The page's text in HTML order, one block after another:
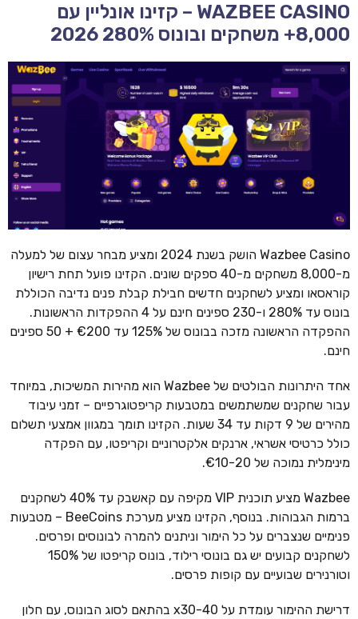
WAZBEE CASINO – קזינו אונליין עם
8,000+ משחקים ובונוס 280% 2026
Wazbee Casino הושק בשנת 2024 ומציע מבחר עצום של למעלה
מ-8,000 משחקים מ-40 ספקים שונים. הקזינו פועל תחת רישיון
קוראסאו ומציע לשחקנים חדשים חבילת קבלת פנים נדיבה הכוללת
בונוס עד 280% ו-230 ספינים חינם על 4 ההפקדות הראשונות.
ההפקדה הראשונה מזכה בבונוס של 125% עד €200 + 50 ספינים
חינם.
אחד היתרונות הבולטים של Wazbee הוא מהירות המשיכות, במיוחד
עבור שחקנים שמשתמשים במטבעות קריפטוגרפיים – זמני עיבוד
מהירים של 9 דקות עד 34 שעות. הקזינו תומך במגוון אמצעי תשלום
כולל כרטיסי אשראי, ארנקים אלקטרוניים וקריפטו, עם הפקדה
מינימלית נמוכה של €10-20.
Wazbee מציע תוכנית VIP מקיפה עם קאשבק עד 40% לשחקנים
ברמות הגבוהות. בנוסף, הקזינו מציע מערכת BeeCoins – מטבעות
פנימיים שנצברים על כל הימור וניתנים להמרה לבונוסים ופרסים.
לשחקנים קבועים יש גם בונוסי רילוד, בונוס קריפטו של 150%
וטורנירים שבועיים עם קופות פרסים.
דרישת ההימור עומדת על x30-40 בהתאם לסוג הבונוס, עם חלון